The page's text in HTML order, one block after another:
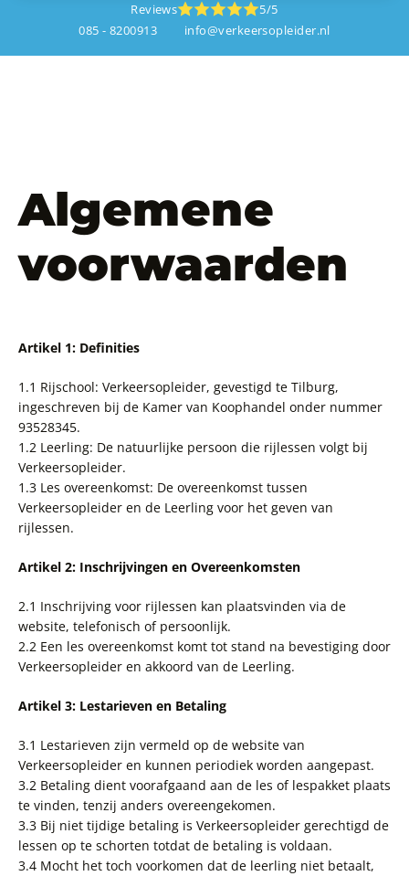
Reviews
5/5
085 - 8200913
info@verkeersopleider.nl
Algemene
voorwaarden
Artikel 1: Definities
1.1 Rijschool: Verkeersopleider, gevestigd te Tilburg,
ingeschreven bij de Kamer van Koophandel onder nummer
93528345.
1.2 Leerling: De natuurlijke persoon die rijlessen volgt bij
Verkeersopleider.
1.3 Les overeenkomst: De overeenkomst tussen
Verkeersopleider en de Leerling voor het geven van
rijlessen.
Artikel 2: Inschrijvingen en Overeenkomsten
2.1 Inschrijving voor rijlessen kan plaatsvinden via de
website, telefonisch of persoonlijk.
2.2 Een les overeenkomst komt tot stand na bevestiging door
Verkeersopleider en akkoord van de Leerling.
Artikel 3: Lestarieven en Betaling
3.1 Lestarieven zijn vermeld op de website van
Verkeersopleider en kunnen periodiek worden aangepast.
3.2 Betaling dient voorafgaand aan de les of lespakket plaats
te vinden, tenzij anders overeengekomen.
3.3 Bij niet tijdige betaling is Verkeersopleider gerechtigd de
lessen op te schorten totdat de betaling is voldaan.
3.4 Mocht het toch voorkomen dat de leerling niet betaalt,